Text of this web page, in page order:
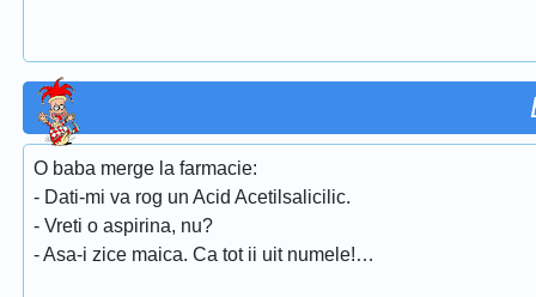
O baba merge la farmacie:
- Dati-mi va rog un Acid Acetilsalicilic.
- Vreti o aspirina, nu?
- Asa-i zice maica. Ca tot ii uit numele!…